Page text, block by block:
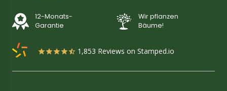
12-Monats-
Garantie
Wir pflanzen
Bäume!
1,853 Reviews on Stamped.io